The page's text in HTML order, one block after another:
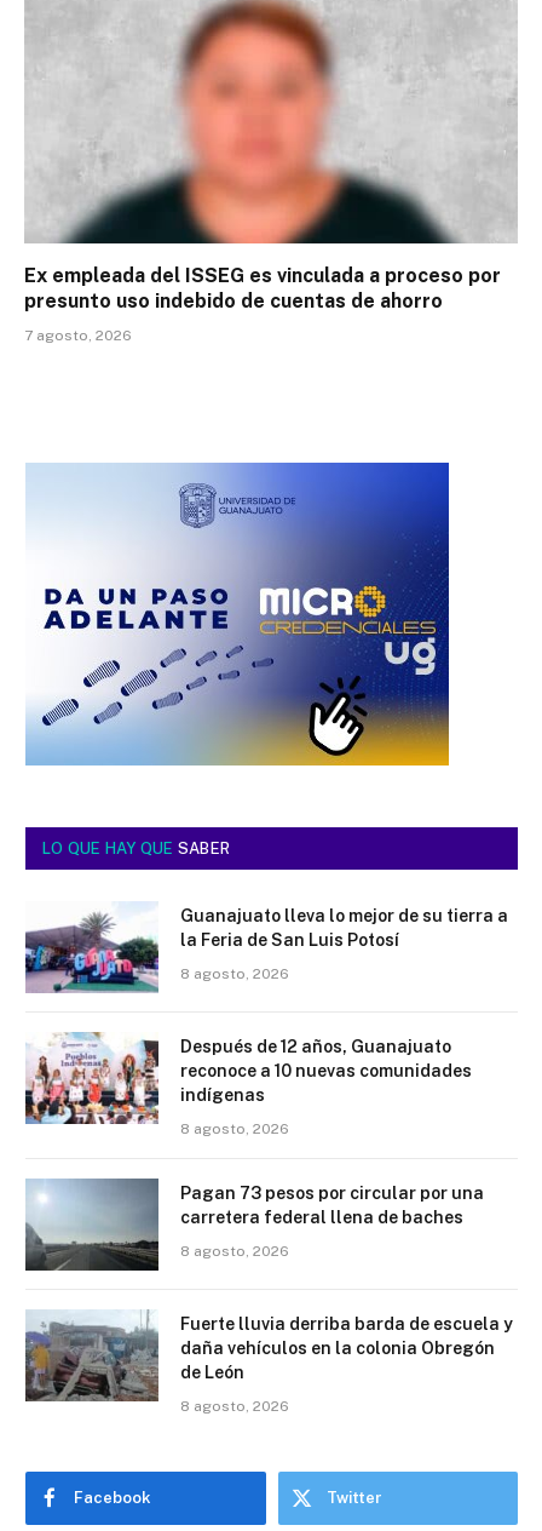
Ex empleada del ISSEG es vinculada a proceso por
presunto uso indebido de cuentas de ahorro
7 agosto, 2026
LO QUE HAY QUE SABER
Guanajuato lleva lo mejor de su tierra a
la Feria de San Luis Potosí
8 agosto, 2026
Después de 12 años, Guanajuato
reconoce a 10 nuevas comunidades
indígenas
8 agosto, 2026
Pagan 73 pesos por circular por una
carretera federal llena de baches
8 agosto, 2026
Fuerte lluvia derriba barda de escuela y
daña vehículos en la colonia Obregón
de León
8 agosto, 2026
Facebook Twitter